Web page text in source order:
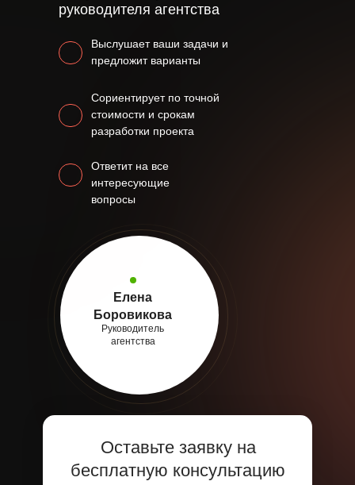
Сориентирует по точной
стоимости и срокам
разработки проекта
руководителя агентства
Ответит на все
интересующие
вопросы
Выслушает ваши задачи и
предложит варианты
Оставьте заявку на
бесплатную консультацию
Елена
Боровикова
Руководитель
агентства